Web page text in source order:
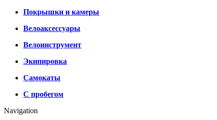
Покрышки и камеры
Велоаксессуары
Велоинструмент
Экипировка
Самокаты
С пробегом
Navigation